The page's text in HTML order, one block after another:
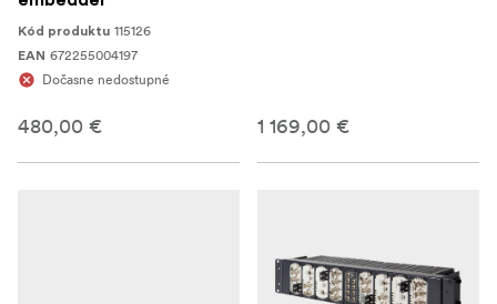
Kód produktu 115126
EAN 672255004197
Dočasne nedostupné
480,00 € 1 169,00 €